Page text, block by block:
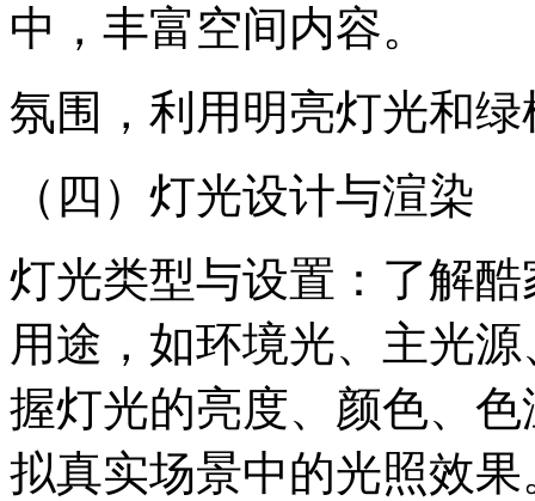
中，丰富空间内容。
氛围，利用明亮灯光和
（四）灯光设计与渲染
灯光类型与设置：了解
用途，如环境光、主光
握灯光的亮度、颜色、
拟真实场景中的光照效果